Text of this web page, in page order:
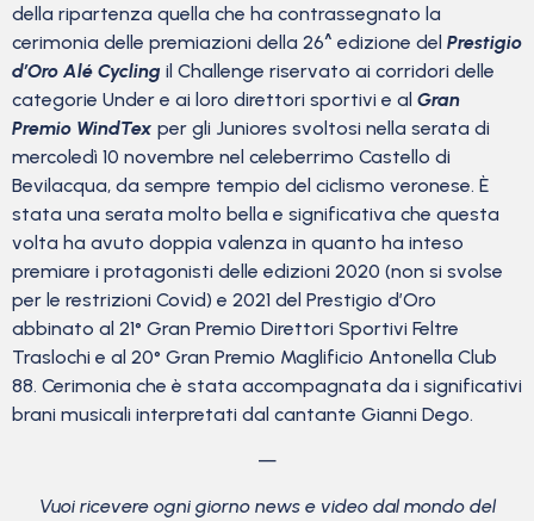
della ripartenza quella che ha contrassegnato la
cerimonia delle premiazioni della 26^ edizione del Prestigio
d’Oro Alé Cycling il Challenge riservato ai corridori delle
categorie Under e ai loro direttori sportivi e al Gran
Premio WindTex per gli Juniores svoltosi nella serata di
mercoledì 10 novembre nel celeberrimo Castello di
Bevilacqua, da sempre tempio del ciclismo veronese. È
stata una serata molto bella e significativa che questa
volta ha avuto doppia valenza in quanto ha inteso
premiare i protagonisti delle edizioni 2020 (non si svolse
per le restrizioni Covid) e 2021 del Prestigio d’Oro
abbinato al 21° Gran Premio Direttori Sportivi Feltre
Traslochi e al 20° Gran Premio Maglificio Antonella Club
88. Cerimonia che è stata accompagnata da i significativi
brani musicali interpretati dal cantante Gianni Dego.
—
Vuoi ricevere ogni giorno news e video dal mondo del